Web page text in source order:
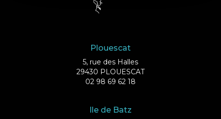
Plouescat
5, rue des Halles
29430 PLOUESCAT
02 98 69 62 18
Ile de Batz